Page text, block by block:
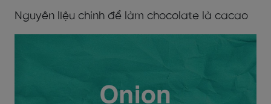
Nguyên liệu chính để làm chocolate là cacao